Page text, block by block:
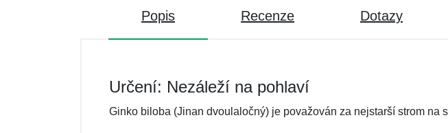
Popis Recenze Dotazy
Určení: Nezáleží na pohlaví
Ginko biloba (Jinan dvoulaločný) je považován za nejstarší strom